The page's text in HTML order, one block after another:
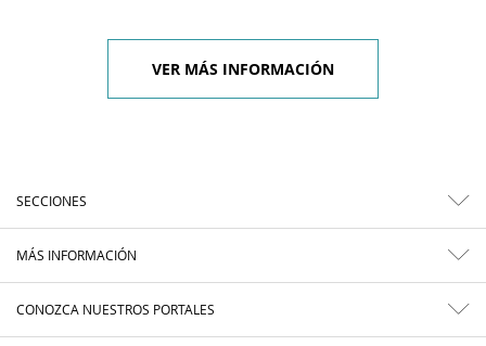
VER MÁS INFORMACIÓN
SECCIONES
MÁS INFORMACIÓN
CONOZCA NUESTROS PORTALES